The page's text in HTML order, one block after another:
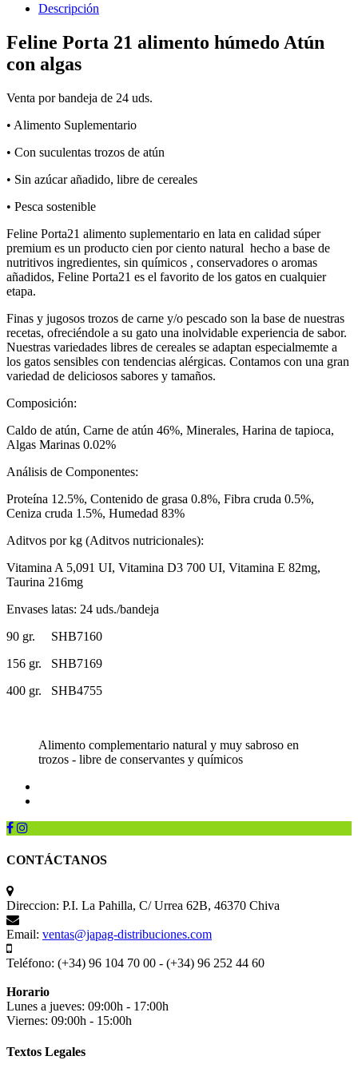
Descripción
Feline Porta 21 alimento húmedo Atún
con algas
Venta por bandeja de 24 uds.
• Alimento Suplementario
• Con suculentas trozos de atún
• Sin azúcar añadido, libre de cereales
• Pesca sostenible
Feline Porta21 alimento suplementario en lata en calidad súper
premium es un producto cien por ciento natural hecho a base de
nutritivos ingredientes, sin químicos , conservadores o aromas
añadidos, Feline Porta21 es el favorito de los gatos en cualquier
etapa.
Finas y jugosos trozos de carne y/o pescado son la base de nuestras
recetas, ofreciéndole a su gato una inolvidable experiencia de sabor.
Nuestras variedades libres de cereales se adaptan especialmemte a
los gatos sensibles con tendencias alérgicas. Contamos con una gran
variedad de deliciosos sabores y tamaños.
Composición:
Caldo de atún, Carne de atún 46%, Minerales, Harina de tapioca,
Algas Marinas 0.02%
Análisis de Componentes:
Proteína 12.5%, Contenido de grasa 0.8%, Fibra cruda 0.5%,
Ceniza cruda 1.5%, Humedad 83%
Aditvos por kg (Aditvos nutricionales):
Vitamina A 5,091 UI, Vitamina D3 700 UI, Vitamina E 82mg,
Taurina 216mg
Envases latas: 24 uds./bandeja
90 gr. SHB7160
156 gr. SHB7169
400 gr. SHB4755
Alimento complementario natural y muy sabroso en
trozos - libre de conservantes y químicos
CONTÁCTANOS
Direccion: P.I. La Pahilla, C/ Urrea 62B, 46370 Chiva
Email: ventas@japag-distribuciones.com
Teléfono: (+34) 96 104 70 00 - (+34) 96 252 44 60
Horario
Lunes a jueves: 09:00h - 17:00h
Viernes: 09:00h - 15:00h
Textos Legales